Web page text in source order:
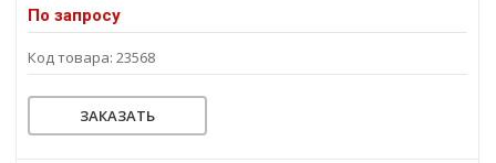
По запросу
Код товара: 23568
ЗАКАЗАТЬ